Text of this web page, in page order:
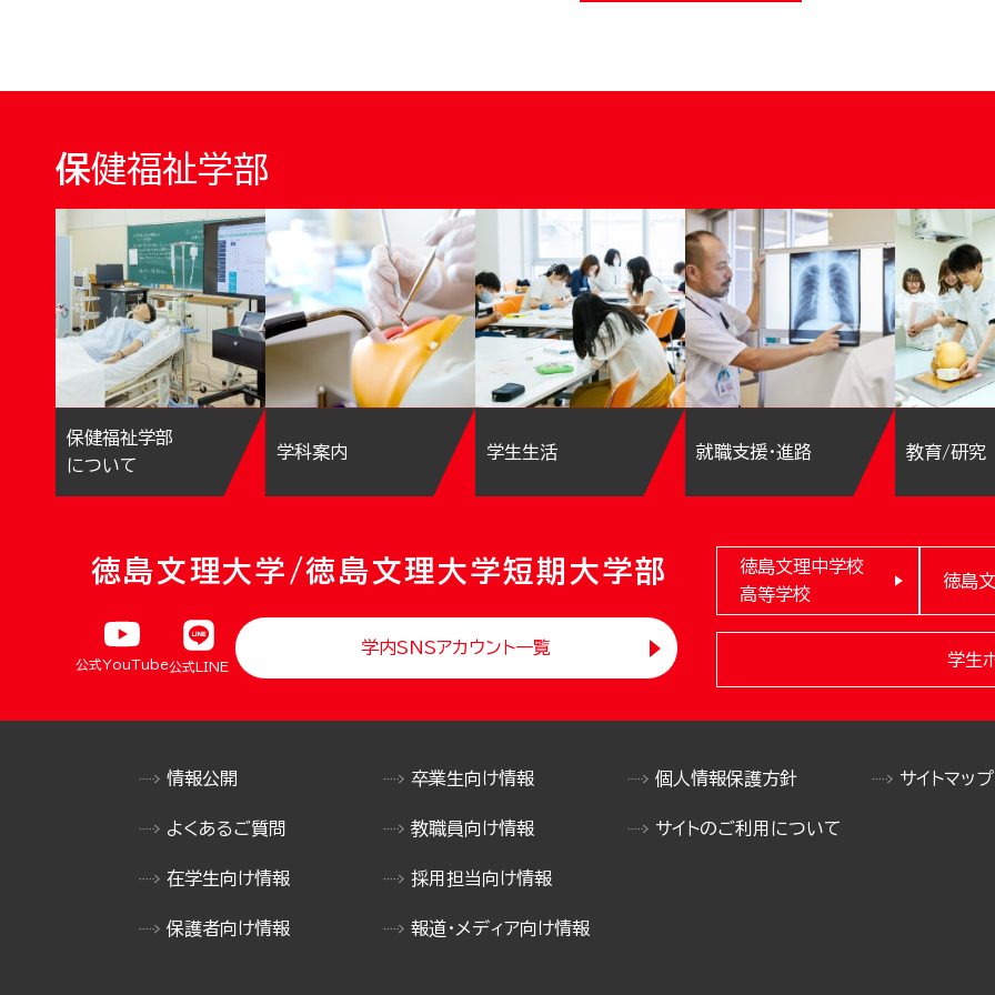
保健福祉学部
保健福祉学部
について
学科案内 学生生活 就職支援・進路 教育/研究
徳島文理大学/徳島文理大学短期大学部
公式YouTube公式LINE
学内SNSアカウント一覧
徳島文理中学校
高等学校
徳島
学生
情報公開
よくあるご質問
在学生向け情報
保護者向け情報
卒業生向け情報
教職員向け情報
採用担当向け情報
報道・メディア向け情報
個人情報保護方針
サイトのご利用について
サイトマップ